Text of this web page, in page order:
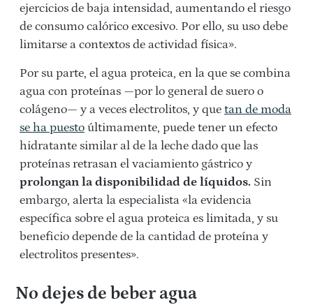
ejercicios de baja intensidad, aumentando el riesgo
de consumo calórico excesivo. Por ello, su uso debe
limitarse a contextos de actividad física».
Por su parte, el agua proteica, en la que se combina
agua con proteínas —por lo general de suero o
colágeno— y a veces electrolitos, y que tan de moda
se ha puesto últimamente, puede tener un efecto
hidratante similar al de la leche dado que las
proteínas retrasan el vaciamiento gástrico y
prolongan la disponibilidad de líquidos. Sin
embargo, alerta la especialista «la evidencia
específica sobre el agua proteica es limitada, y su
beneficio depende de la cantidad de proteína y
electrolitos presentes».
No dejes de beber agua